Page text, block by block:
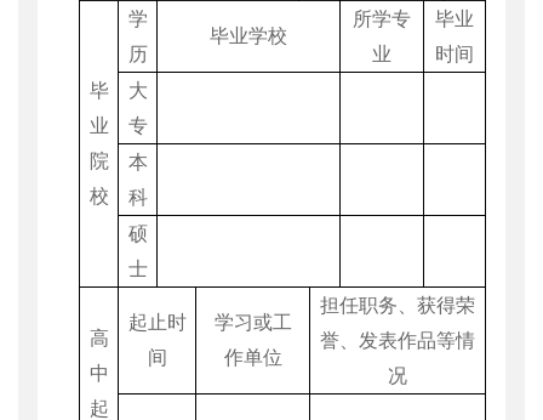
毕
业
院
校
学
历
毕业学校
所学专
业
毕业
时间
大
专
本
科
硕
士
高
中
起
起止时
间
学习或工
作单位
担任职务、获得荣
誉、发表作品等情
况